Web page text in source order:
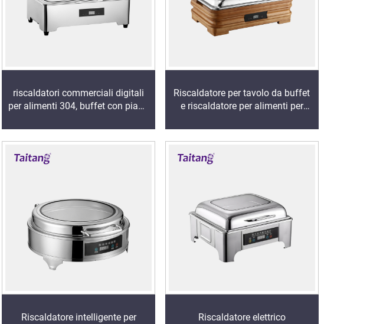
riscaldatori commerciali digitali
per alimenti 304, buffet con piano
intelligente per chafing dishes
Riscaldatore per tavolo da buffet
e riscaldatore per alimenti per
rivestimento in legno e controllo
digitale
Riscaldatore intelligente per
Riscaldatore elettrico